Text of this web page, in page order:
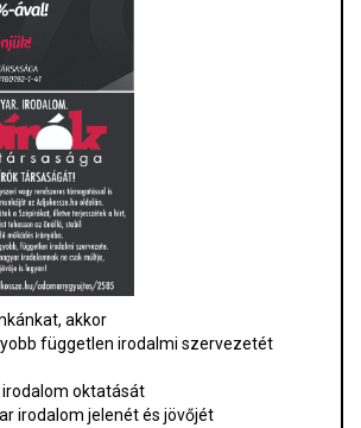
akkor
független irodalmi szervezetét
oktatását
irodalom jelenét és jövőjét